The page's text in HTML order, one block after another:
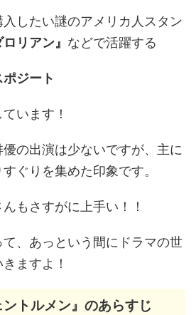
したい謎のアメリカ人スタン
ロリアン』 などで活躍する
ジート
います！
の出演は少ないですが、主に
ぐりを集めた印象です。
もさすがに上手い！！
、あっという間にドラマの世
ますよ！
ントルメン』のあらすじ